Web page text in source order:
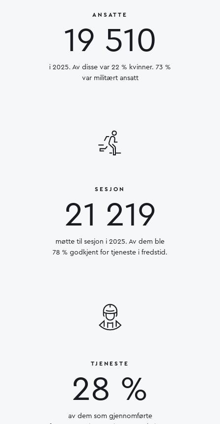
ANSATTE
19 510
i 2025. Av disse var 22 % kvinner. 73 %
var militært ansatt
SESJON
21 219
møtte til sesjon i 2025. Av dem ble
78 % godkjent for tjeneste i fredstid.
TJENESTE
28 %
av dem som gjennomførte